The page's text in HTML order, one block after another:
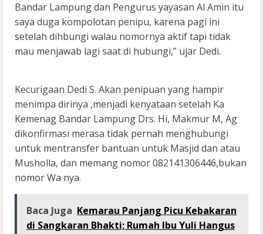
Bandar Lampung dan Pengurus yayasan Al Amin itu
saya duga kompolotan penipu, karena pagi ini
setelah dihbungi walau nomornya aktif tapi tidak
mau menjawab lagi saat di hubungi,” ujar Dedi.
Kecurigaan Dedi S. Akan penipuan yang hampir
menimpa dirinya ,menjadi kenyataan setelah Ka
Kemenag Bandar Lampung Drs. Hi, Makmur M, Ag
dikonfirmasi merasa tidak pernah menghubungi
untuk mentransfer bantuan untuk Masjid dan atau
Musholla, dan memang nomor 082141306446,bukan
nomor Wa nya.
Baca Juga Kemarau Panjang Picu Kebakaran
di Sangkaran Bhakti; Rumah Ibu Yuli Hangus